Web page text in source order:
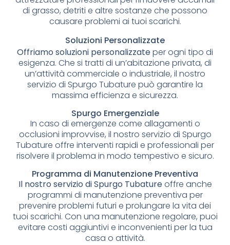
di grasso, detriti e altre sostanze che possono
causare problemi ai tuoi scarichi.
Soluzioni Personalizzate
Offriamo soluzioni personalizzateper ogni tipo di
esigenza. Che si tratti di un’abitazione privata, di
un’attività commerciale o industriale, il nostro
servizio di Spurgo Tubature può garantire la
massima efficienza e sicurezza.
Spurgo Emergenziale
In caso di emergenze come allagamenti o
occlusioni improvvise, il nostro servizio di Spurgo
Tubature offre interventi rapidi e professionali per
risolvere il problema in modo tempestivo e sicuro.
Programma di Manutenzione Preventiva
Il nostro servizio di Spurgo Tubatureoffre anche
programmi di manutenzione preventiva per
prevenire problemi futuri e prolungare la vita dei
tuoi scarichi. Con una manutenzione regolare, puoi
evitare costi aggiuntivi e inconvenienti per la tua
casa o attività.